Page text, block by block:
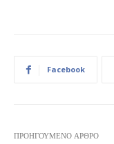
Facebook
ΠΡΟΗΓΟΎΜΕΝΟ ΆΡΘΡΟ